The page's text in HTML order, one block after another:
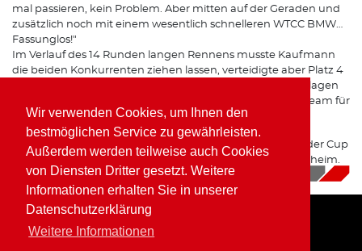
Wir verwenden Cookies, um Ihnen den
bestmöglichen Service zu gewährleisten.
Außerdem werden teilweise auch Cookies
von Diensten Dritter gesetzt. Weitere
Informationen erhalten Sie in unserer
Datenschutzerklärung
Weitere Informationen
mal passieren, kein Problem. Aber mitten auf der Geraden und
zusätzlich noch mit einem wesentlich schnelleren WTCC BMW…
Fassunglos!"
Im Verlauf des 14 Runden langen Rennens musste Kaufmann
die beiden Konkurrenten ziehen lassen, verteidigte aber Platz 4
bis ins Ziel. "Wir haben uns wieder sehr gut im Feld geschlagen
und ein Top Ergebnis eingefahren. Danke daher an das Team für
das tolle Wochenende in der Eifel!".
Schon am kommenden Wochenende geht es ins Finale der Cup
& Tourenwagen Trophy, dann aber im badischen Hockenheim.
05.10.2018
Home Impressum